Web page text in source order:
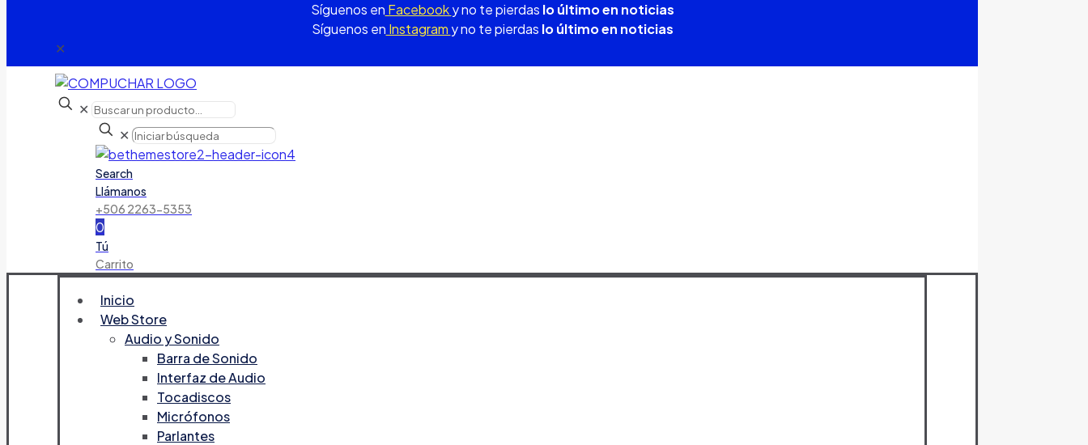
Síguenos en Facebooky no te pierdas lo último en noticias
Síguenos en Instagram y no te pierdas lo último en noticias
✕
✕
✕
Search
Llámanos
+506 2263-5353
0
Tú
Carrito
Inicio
Web Store
Audio y Sonido
Barra de Sonido
Interfaz de Audio
Tocadiscos
Micrófonos
Parlantes